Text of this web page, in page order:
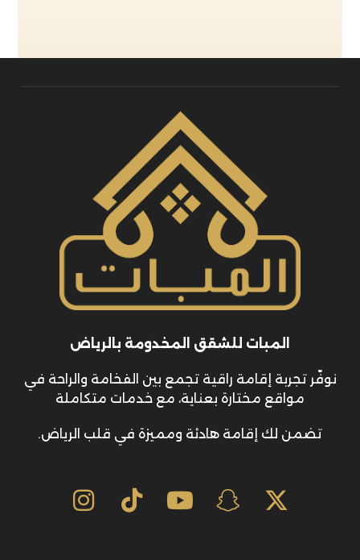
المبات للشقق المخدومة بالرياض
نوفّر تجربة إقامة راقية تجمع بين الفخامة والراحة في
مواقع مختارة بعناية، مع خدمات متكاملة
تضمن لك إقامة هادئة ومميزة في قلب الرياض.